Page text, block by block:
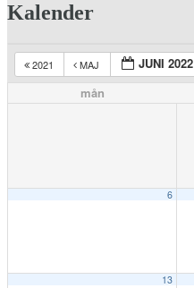
Kalender
2021 MAJ JUNI 2022
mån
6
13